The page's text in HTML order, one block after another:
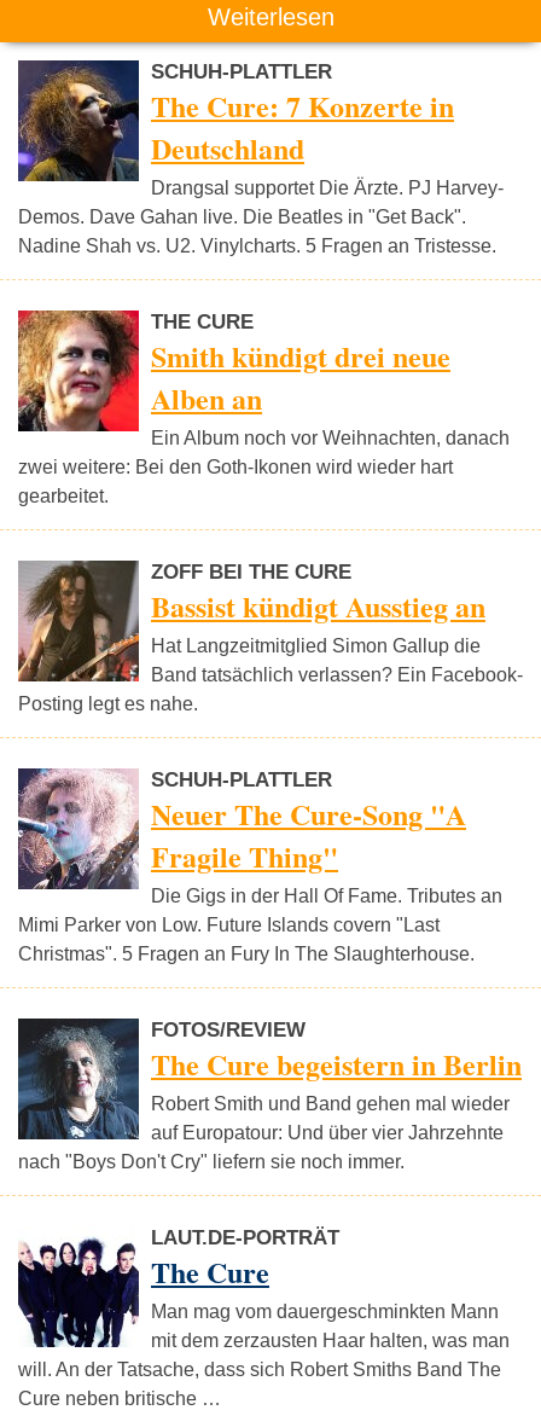
Weiterlesen
SCHUH-PLATTLER
The Cure: 7 Konzerte in
Deutschland
Drangsal supportet Die Ärzte. PJ Harvey-
Demos. Dave Gahan live. Die Beatles in "Get Back".
Nadine Shah vs. U2. Vinylcharts. 5 Fragen an Tristesse.
THE CURE
Smith kündigt drei neue
Alben an
Ein Album noch vor Weihnachten, danach
zwei weitere: Bei den Goth-Ikonen wird wieder hart
gearbeitet.
ZOFF BEI THE CURE
Bassist kündigt Ausstieg an
Hat Langzeitmitglied Simon Gallup die
Band tatsächlich verlassen? Ein Facebook-
Posting legt es nahe.
SCHUH-PLATTLER
Neuer The Cure-Song "A
Fragile Thing"
Die Gigs in der Hall Of Fame. Tributes an
Mimi Parker von Low. Future Islands covern "Last
Christmas". 5 Fragen an Fury In The Slaughterhouse.
FOTOS/REVIEW
The Cure begeistern in Berlin
Robert Smith und Band gehen mal wieder
auf Europatour: Und über vier Jahrzehnte
nach "Boys Don't Cry" liefern sie noch immer.
LAUT.DE-PORTRÄT
The Cure
Man mag vom dauergeschminkten Mann
mit dem zerzausten Haar halten, was man
will. An der Tatsache, dass sich Robert Smiths Band The
Cure neben britische …